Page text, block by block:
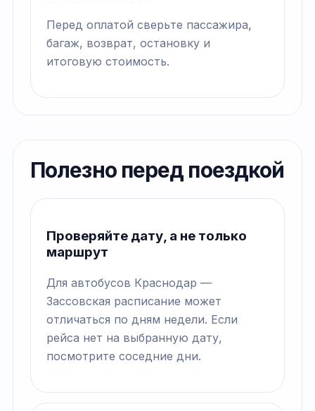
Перед оплатой сверьте пассажира,
багаж, возврат, остановку и
итоговую стоимость.
Полезно перед поездкой
Проверяйте дату, а не только
маршрут
Для автобусов Краснодар —
Зассовская расписание может
отличаться по дням недели. Если
рейса нет на выбранную дату,
посмотрите соседние дни.